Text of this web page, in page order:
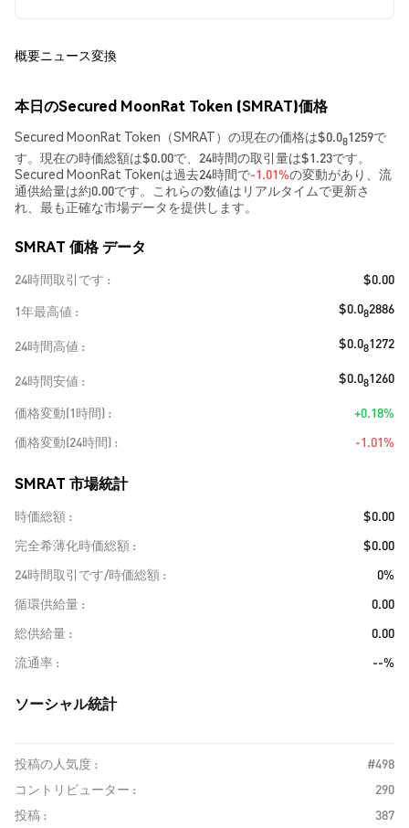
概要ニュース変換
本日のSecured MoonRat Token (SMRAT)価格
Secured MoonRat Token（SMRAT）の現在の価格は$0.081259で
す。現在の時価総額は$0.00で、24時間の取引量は$1.23です。
Secured MoonRat Tokenは過去24時間で-1.01%の変動があり、流
通供給量は約0.00です。これらの数値はリアルタイムで更新さ
れ、最も正確な市場データを提供します。
SMRAT 価格 データ
24時間取引です
$0.00
1年最高値
$0.082886
24時間高値 $0.081272
24時間安値 $0.081260
価格変動(1時間)
+0.18%
価格変動(24時間)
-1.01%
SMRAT 市場統計
時価総額
$0.00
完全希薄化時価総額
$0.00
24時間取引です/時価総額
0%
循環供給量
0.00
総供給量
0.00
流通率
--%
ソーシャル統計
投稿の人気度 :
#498
コントリビューター :
290
投稿 :
387